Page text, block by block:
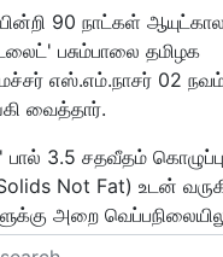
90 நாட்கள்
பசும்பாலை தமிழக
எஸ்.எம்.நாசர் 02
வைத்தார்.
3.5 சதவீதம் கொழுப்பு
Not Fat) உடன்
அறை
தற்போது, ​​500 மி.லி.,